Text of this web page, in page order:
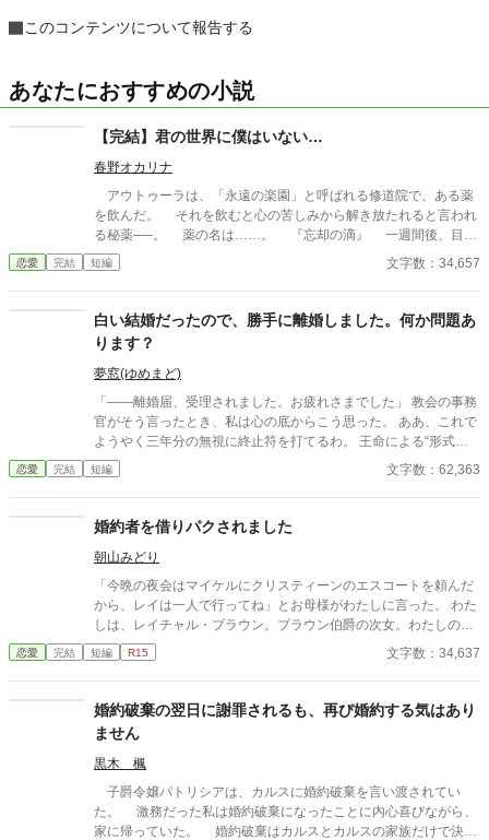
このコンテンツについて報告する
あなたにおすすめの小説
【完結】君の世界に僕はいない…
春野オカリナ
アウトゥーラは、「永遠の楽園」と呼ばれる修道院で、ある薬
を飲んだ。 それを飲むと心の苦しみから解き放たれると言われ
る秘薬──。 薬の名は……。 『忘却の滴』 一週間後、目覚
めたアウトゥーラにはある変化が現れた。 それは、自分を苦し
めた人物の存在を全て消し去っていたのだ。 父親、継母、異母
い。声も聞こえない。存在さえもきれいさっぱりと忘れられてい
た。
恋愛 完結 短編 文字数：34,657
白い結婚だったので、勝手に離婚しました。何か問題あ
ります？
夢窓(ゆめまど)
「――離婚届、受理されました。お疲れさまでした」 教会の事務
官がそう言ったとき、私は心の底からこう思った。 ああ、これで
ようやく三年分の無視に終止符を打てるわ。 王命による“形式結
婚”。 夫の顔も知らず、手紙もなし、戦地から帰ってきたという
噂すらない。 だから、はい、離婚。勝手に。 白い結婚だったの
恋愛 完結 短編 文字数：62,363
婚約者を借りパクされました
朝山みどり
「今晩の夜会はマイケルにクリスティーンのエスコートを頼んだ
から、レイは一人で行ってね」とお母様がわたしに言った。 わた
しは、レイチャル・ブラウン。ブラウン伯爵の次女。わたしの家
族は父のウィリアム。母のマーガレット。 兄、ギルバード。姉、
クリスティーン。弟、バージルの六人家族。 わたしは家族のなか
くいく。だけど家族はわたしが我慢していることも気付かない。
そんな存在だ。 家族も婚約者も大事にするのはクリスティーン。
わたしの一つ上の姉だ。 そのうえ、わたしは、さえない留学生の
お世話を押し付けられてしまった。
恋愛 完結 短編 R15 文字数：34,637
婚約破棄の翌日に謝罪されるも、再び婚約する気はあり
ません
黒木 楓
子爵令嬢パトリシアは、カルスに婚約破棄を言い渡されてい
た。 激務だった私は婚約破棄になったことに内心喜びながら、
家に帰っていた。 婚約破棄はカルスとカルスの家族だけで決め